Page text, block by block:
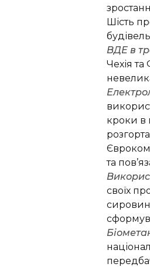
Шість
ВДЕ в
Чехія
кроки в
та
своїх